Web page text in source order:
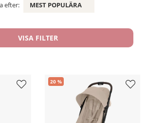
efter:
MEST POPULÄRA
VISA FILTER
20